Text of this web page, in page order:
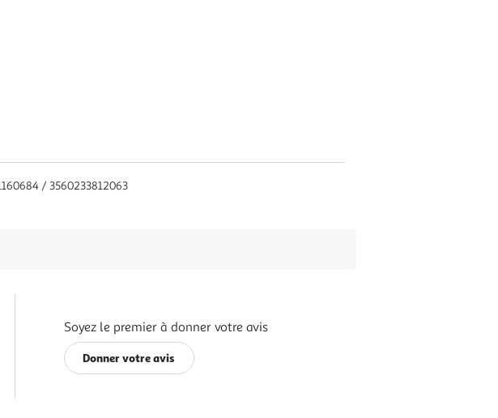
/ 3560233812063
Soyez le premier à donner votre avis
Donner votre avis